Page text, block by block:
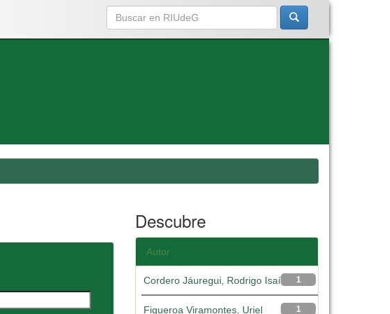
Descubre
Autor
1
Cordero Jáuregui, Rodrigo Isaí
1
Figueroa Viramontes, Uriel